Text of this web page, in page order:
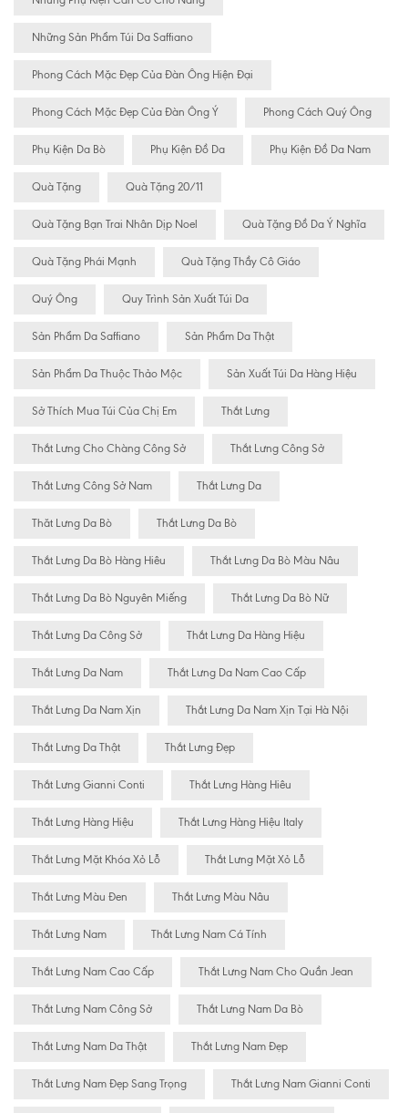
Những Sản Phẩm Túi Da Saffiano
Phong Cách Mặc Đẹp Của Đàn Ông Hiện Đại
Phong Cách Mặc Đẹp Của Đàn Ông Ý Phong Cách Quý Ông
Phụ Kiện Da Bò Phụ Kiện Đồ Da Phụ Kiện Đồ Da Nam
Quà Tặng Quà Tặng 20/11
Quà Tặng Bạn Trai Nhân Dịp Noel Quà Tặng Đồ Da Ý Nghĩa
Quà Tặng Phái Mạnh Quà Tặng Thầy Cô Giáo
Quý Ông Quy Trình Sản Xuất Túi Da
Sản Phẩm Da Saffiano Sản Phẩm Da Thật
Sản Phẩm Da Thuộc Thảo Mộc Sản Xuất Túi Da Hàng Hiệu
Sở Thích Mua Túi Của Chị Em Thắt Lưng
Thắt Lưng Cho Chàng Công Sở Thắt Lưng Công Sở
Thắt Lưng Công Sở Nam Thắt Lưng Da
Thăt Lưng Da Bò Thắt Lưng Da Bò
Thắt Lưng Da Bò Hàng Hiêu Thắt Lưng Da Bò Màu Nâu
Thắt Lưng Da Bò Nguyên Miếng Thắt Lưng Da Bò Nữ
Thắt Lưng Da Công Sở Thắt Lưng Da Hàng Hiệu
Thắt Lưng Da Nam Thắt Lưng Da Nam Cao Cấp
Thắt Lưng Da Nam Xịn Thắt Lưng Da Nam Xịn Tại Hà Nội
Thắt Lưng Da Thật Thắt Lưng Đẹp
Thắt Lưng Gianni Conti Thắt Lưng Hàng Hiêu
Thắt Lưng Hàng Hiệu Thắt Lưng Hàng Hiệu Italy
Thắt Lưng Mặt Khóa Xỏ Lỗ Thắt Lưng Mặt Xỏ Lỗ
Thắt Lưng Màu Đen Thắt Lưng Màu Nâu
Thắt Lưng Nam Thắt Lưng Nam Cá Tính
Thắt Lưng Nam Cao Cấp Thắt Lưng Nam Cho Quần Jean
Thắt Lưng Nam Công Sở Thắt Lưng Nam Da Bò
Thắt Lưng Nam Da Thật Thắt Lưng Nam Đẹp
Thắt Lưng Nam Đẹp Sang Trọng Thắt Lưng Nam Gianni Conti